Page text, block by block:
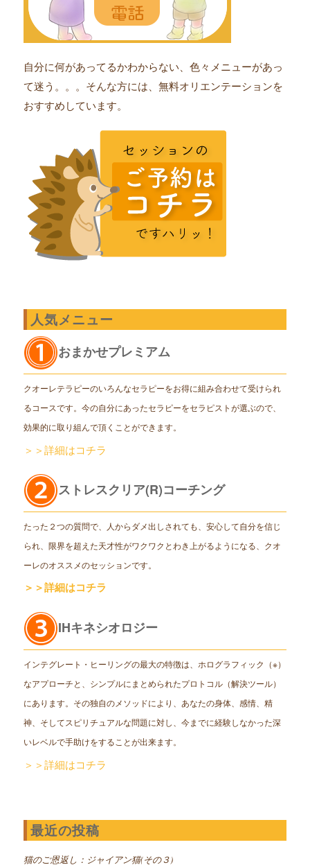
自分に何があってるかわからない、色々メニューがあっ
て迷う。。。そんな方には、無料オリエンテーションを
おすすめしています。
人気メニュー
おまかせプレミアム
クオーレテラピーのいろんなセラピーをお得に組み合わせて受けられ
るコースです。今の自分にあったセラピーをセラピストが選ぶので、
効果的に取り組んで頂くことができます。
＞＞詳細はコチラ
ストレスクリア(R)コーチング
たった２つの質問で、人からダメ出しされても、安心して自分を信じ
られ、限界を超えた天才性がワクワクとわき上がるようになる、クオ
ーレのオススメのセッションです。
＞＞詳細はコチラ
IHキネシオロジー
インテグレート・ヒーリングの最大の特徴は、ホログラフィック（※）
なアプローチと、シンプルにまとめられたプロトコル（解決ツール）
にあります。その独自のメソッドにより、あなたの身体、感情、精
神、そしてスピリチュアルな問題に対し、今までに経験しなかった深
いレベルで手助けをすることが出来ます。
＞＞詳細はコチラ
最近の投稿
猫のご恩返し：ジャイアン猫(その３)